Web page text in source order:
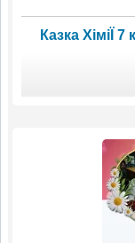
Казка ХіміЇ